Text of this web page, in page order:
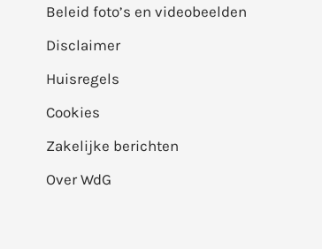
Beleid foto’s en videobeelden
Disclaimer
Huisregels
Cookies
Zakelijke berichten
Over WdG